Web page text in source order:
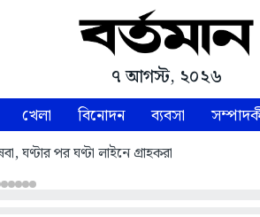
৭ আগস্ট, ২০২৬
খেলা বিনোদন ব্যবসা
ঘণ্টার পর ঘণ্টা লাইনে গ্রাহকরা